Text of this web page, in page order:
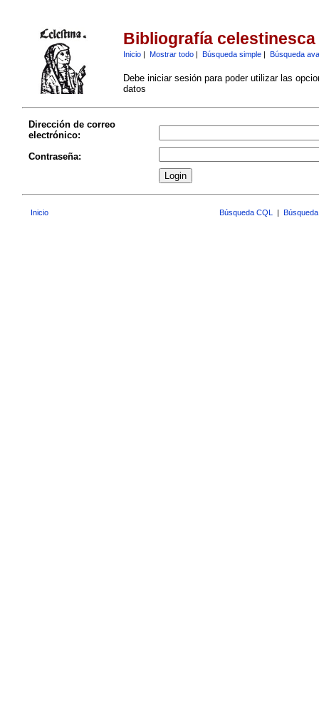
Bibliografía celestinesca
Inicio| Mostrar todo| Búsqueda simple| Búsqueda
Debe iniciar sesión para poder utilizar las
datos
Dirección de correo
electrónico:
Contraseña:
Inicio Búsqueda CQL |